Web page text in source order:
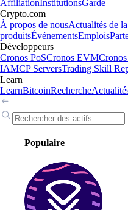
AffiliationInstitutionsGarde
Crypto.com
À propos de nousActualités de
produitsÉvénementsEmplois
Développeurs
Cronos PoSCronos EVM
IAMCP ServersTrading Skill
Learn
LearnBitcoinRecherche
Populaire